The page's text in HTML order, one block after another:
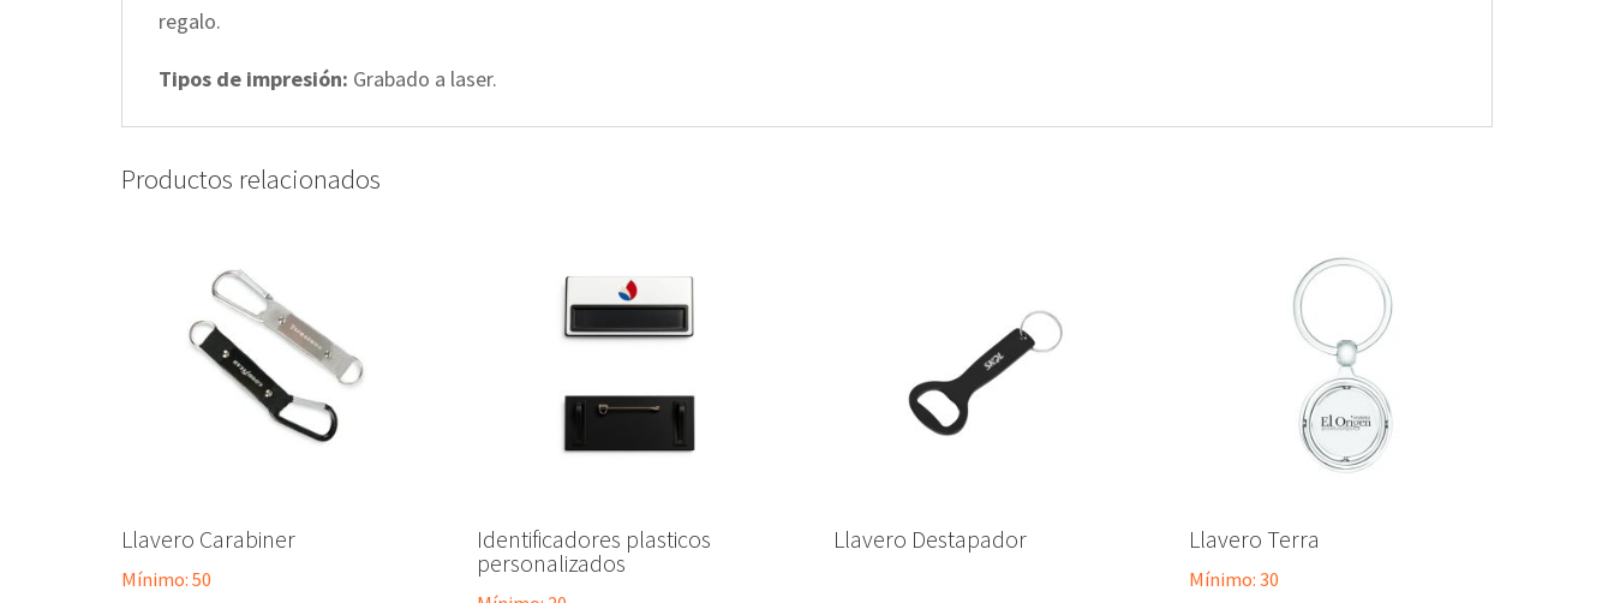
regalo.
Tipos de impresión: Grabado a laser.
Productos relacionados
Llavero Carabiner
Mínimo: 50
Identificadores plasticos
personalizados
Llavero Destapador Llavero Terra
Mínimo: 30